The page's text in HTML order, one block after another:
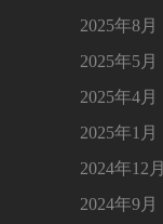
2025年8月
2025年5月
2025年4月
2025年1月
2024年12月
2024年9月